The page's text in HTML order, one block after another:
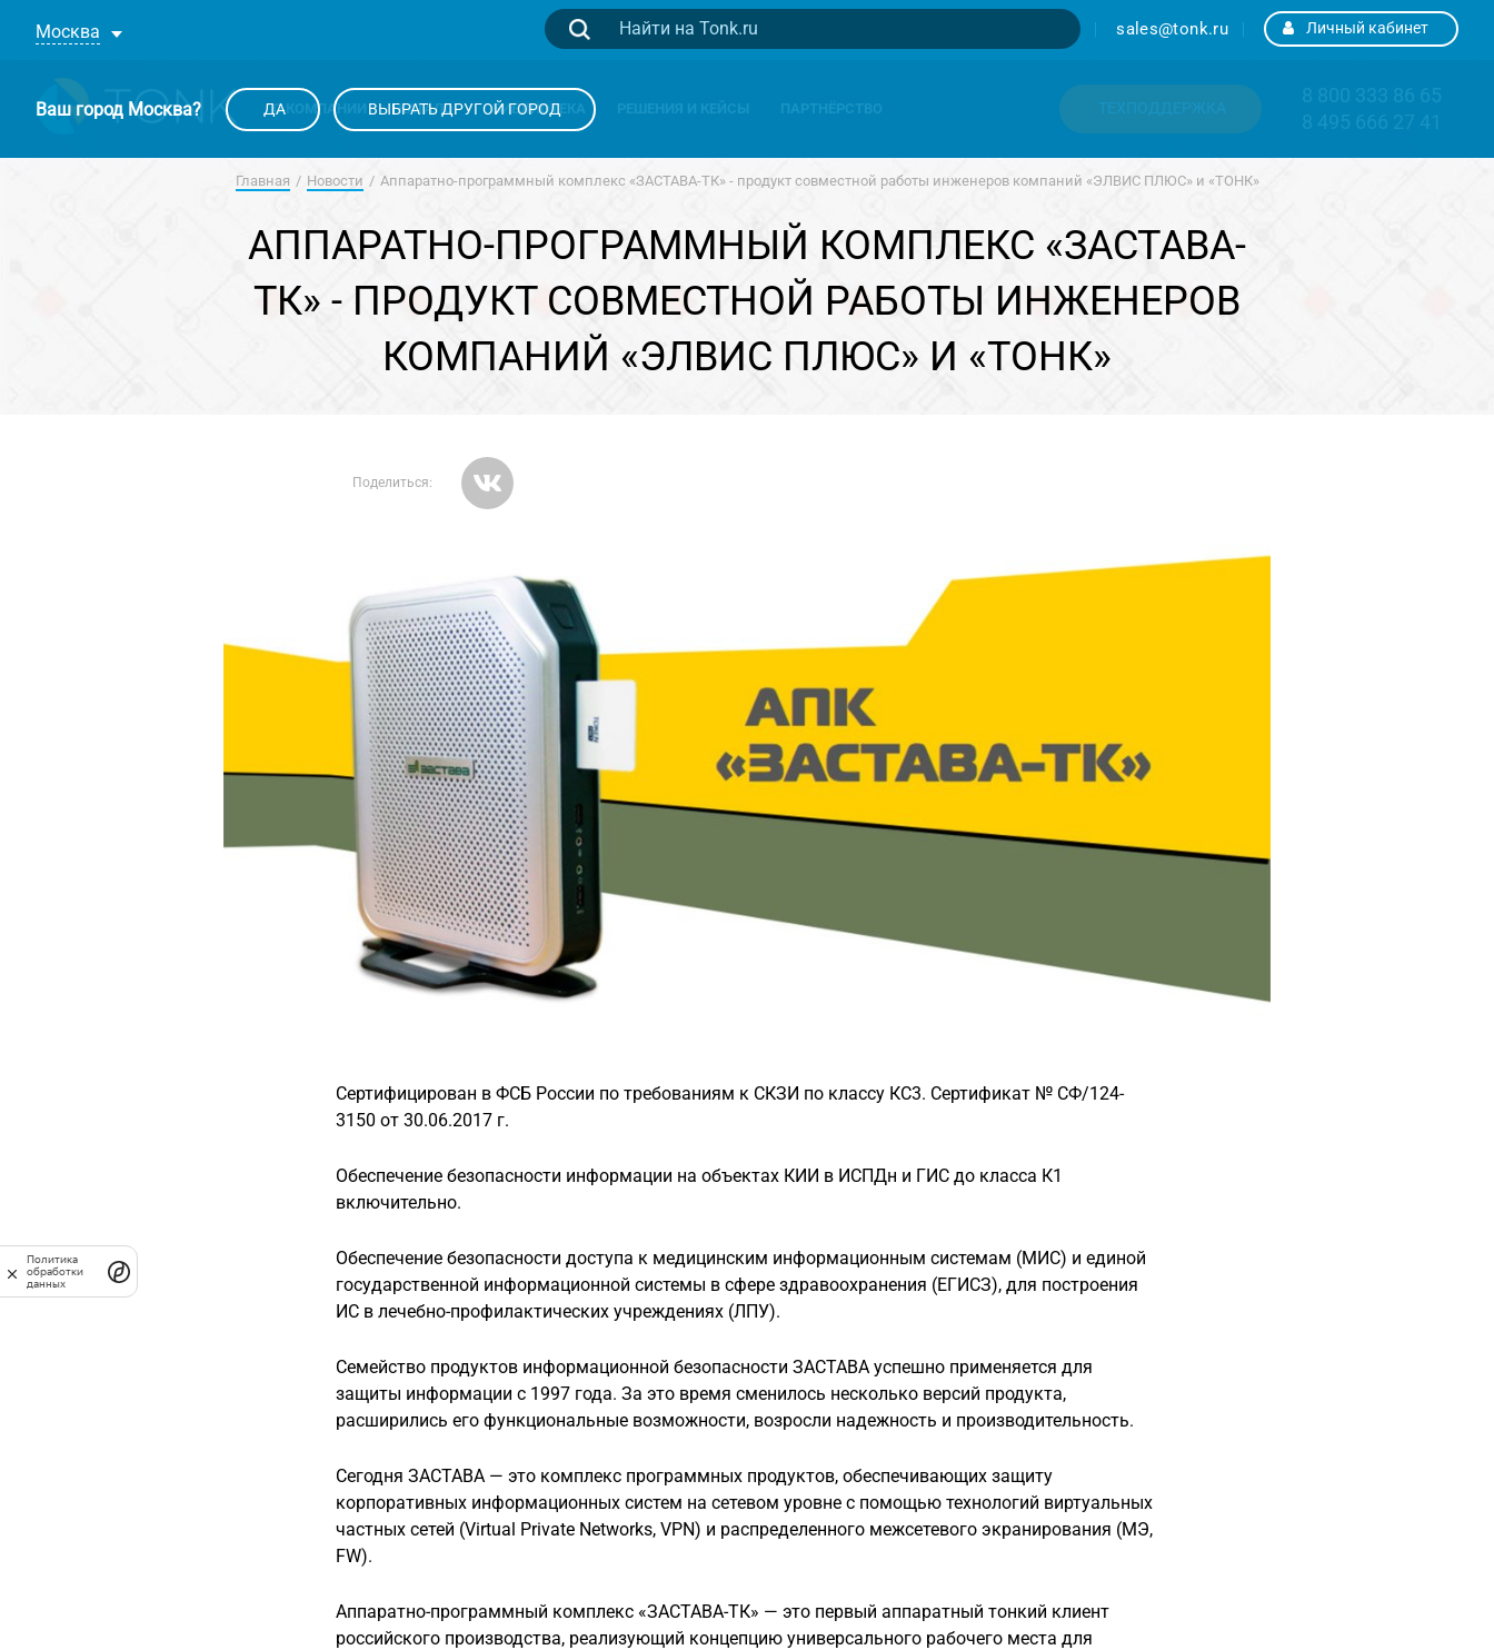
Москва sales@tonk.ru Личный кабинет
О КОМПАНИИ КАТАЛОГ БИБЛИОТЕКА РЕШЕНИЯ И КЕЙСЫ ПАРТНЁРСТВО ТЕХПОДДЕРЖКА
8 800 333 86 65
8 495 666 27 41
Ваш город Москва? ДА ВЫБРАТЬ ДРУГОЙ ГОРОД
Главная Новости Аппаратно-программный комплекс «ЗАСТАВА-ТК» - продукт совместной работы инженеров компаний «ЭЛВИС ПЛЮС» и «ТОНК»
АППАРАТНО-ПРОГРАММНЫЙ КОМПЛЕКС «ЗАСТАВА-
ТК» - ПРОДУКТ СОВМЕСТНОЙ РАБОТЫ ИНЖЕНЕРОВ
КОМПАНИЙ «ЭЛВИС ПЛЮС» И «ТОНК»
Поделиться:
Сертифицирован в ФСБ России по требованиям к СКЗИ по классу КС3. Сертификат № СФ/124-
3150 от 30.06.2017 г.
Обеспечение безопасности информации на объектах КИИ в ИСПДн и ГИС до класса К1
включительно.
Обеспечение безопасности доступа к медицинским информационным системам (МИС) и единой
государственной информационной системы в сфере здравоохранения (ЕГИСЗ), для построения
ИС в лечебно-профилактических учреждениях (ЛПУ).
Семейство продуктов информационной безопасности ЗАСТАВА успешно применяется для
защиты информации с 1997 года. За это время сменилось несколько версий продукта,
расширились его функциональные возможности, возросли надежность и производительность.
Сегодня ЗАСТАВА — это комплекс программных продуктов, обеспечивающих защиту
корпоративных информационных систем на сетевом уровне с помощью технологий виртуальных
частных сетей (Virtual Private Networks, VPN) и распределенного межсетевого экранирования (МЭ,
FW).
Аппаратно-программный комплекс «ЗАСТАВА-ТК» — это первый аппаратный тонкий клиент
российского производства, реализующий концепцию универсального рабочего места для
Политика
обработки
данных